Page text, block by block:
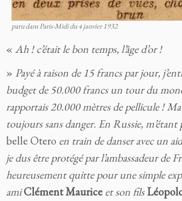
paru dans Paris-Midi du 4 janvier 1932
« Ah ! c’était le bon temps, l’âge d’or !
» Payé à raison de 15 francs par jour,
budget de 50.000 francs un tour du
rapportais 20.000 mètres de pellicule !
toujours sans danger. En Russie,
belle Otero en train de danser avec un
je dus être protégé par l’ambassadeur de
heureusement quitte pour une simple
amiClément Maurice et son fils